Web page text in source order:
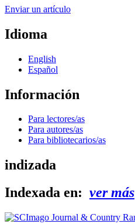
Enviar un artículo
Idioma
English
Español
Información
Para lectores/as
Para autores/as
Para bibliotecarios/as
indizada
Indexada en: ver más